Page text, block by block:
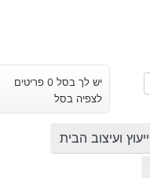
יש לך בסל 0 פריטים
לצפיה בסל
ייעוץ ועיצוב הבית